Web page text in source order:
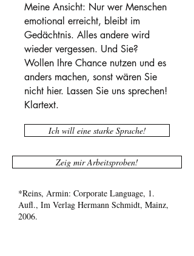
Meine Ansicht: Nur wer Menschen
emotional erreicht, bleibt im
Gedächtnis. Alles andere wird
wieder vergessen. Und Sie?
Wollen Ihre Chance nutzen und es
anders machen, sonst wären Sie
nicht hier. Lassen Sie uns sprechen!
Klartext.
Ich will eine starke Sprache!
Zeig mir Arbeitsproben!
*Reins, Armin: Corporate Language, 1.
Aufl., Im Verlag Hermann Schmidt, Mainz,
2006.